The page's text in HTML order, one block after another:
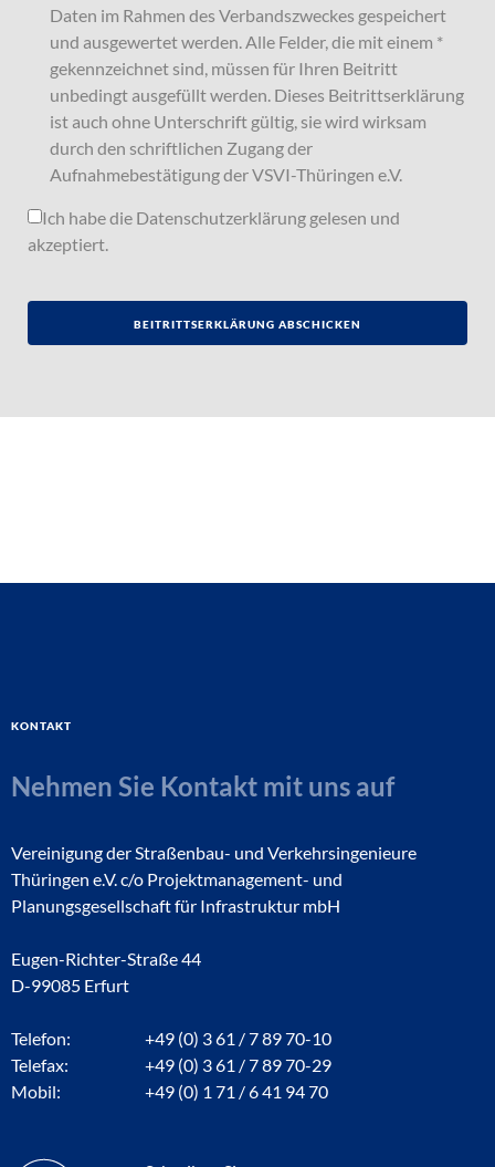
Daten im Rahmen des Verbandszweckes gespeichert
und ausgewertet werden. Alle Felder, die mit einem *
gekennzeichnet sind, müssen für Ihren Beitritt
unbedingt ausgefüllt werden. Dieses Beitrittserklärung
ist auch ohne Unterschrift gültig, sie wird wirksam
durch den schriftlichen Zugang der
Aufnahmebestätigung der VSVI-Thüringen e.V.
Ich habe die Datenschutzerklärung gelesen und
akzeptiert.
Kontakt
Nehmen Sie Kontakt mit uns auf
Vereinigung der Straßenbau- und Verkehrsingenieure
Thüringen e.V. c/o Projektmanagement- und
Planungsgesellschaft für Infrastruktur mbH
Eugen-Richter-Straße 44
D-99085 Erfurt
Telefon:
+49 (0) 3 61 / 7 89 70-10
Telefax:
+49 (0) 3 61 / 7 89 70-29
Mobil:
+49 (0) 1 71 / 6 41 94 70